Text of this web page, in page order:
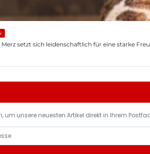
setzt sich leidenschaftlich für eine starke
um unsere neuesten Artikel direkt in Ihrem